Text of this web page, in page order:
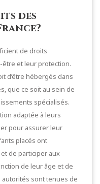
des
de droits
et leur protection.
d’être hébergés dans
que ce soit au sein de
spécialisés.
adaptée à leurs
pour assurer leur
placés ont
de participer aux
de leur âge et de
autorités sont tenues de